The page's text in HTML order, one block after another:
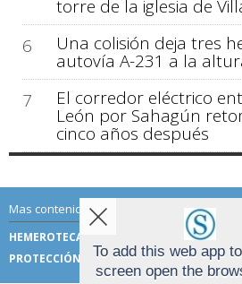
torre de la iglesia de
6
Una colisión deja tres
autovía A-231 a la
7
El corredor eléctrico
León por Sahagún
cinco años después
Mas contenido de Sahagún Digital:
HEMEROTECA
PROTECCIÓN DE DATOS
Aviso sobre el Uso
To add this web app
screen open the